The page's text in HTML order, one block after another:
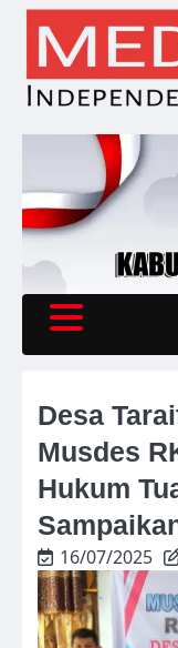
Skip
content
Desa
Musdes
Hukum
16/07/2025